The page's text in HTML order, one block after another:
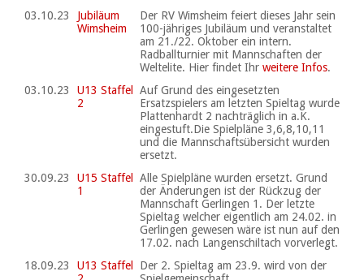
03.10.23
Jubiläum
Wimsheim
Der RV Wimsheim feiert dieses Jahr sein
100-jähriges Jubiläum und veranstaltet
am 21./22. Oktober ein intern.
Radballturnier mit Mannschaften der
Weltelite. Hier findet Ihr weitere Infos.
03.10.23
U13 Staffel
2
Auf Grund des eingesetzten
Ersatzspielers am letzten Spieltag wurde
Plattenhardt 2 nachträglich in a.K.
eingestuft.Die Spielpläne 3,6,8,10,11
und die Mannschaftsübersicht wurden
ersetzt.
30.09.23
U15 Staffel
1
Alle Spielpläne wurden ersetzt. Grund
der Änderungen ist der Rückzug der
Mannschaft Gerlingen 1. Der letzte
Spieltag welcher eigentlich am 24.02. in
Gerlingen gewesen wäre ist nun auf den
17.02. nach Langenschiltach vorverlegt.
18.09.23
U13 Staffel
Der 2. Spieltag am 23.9. wird von der